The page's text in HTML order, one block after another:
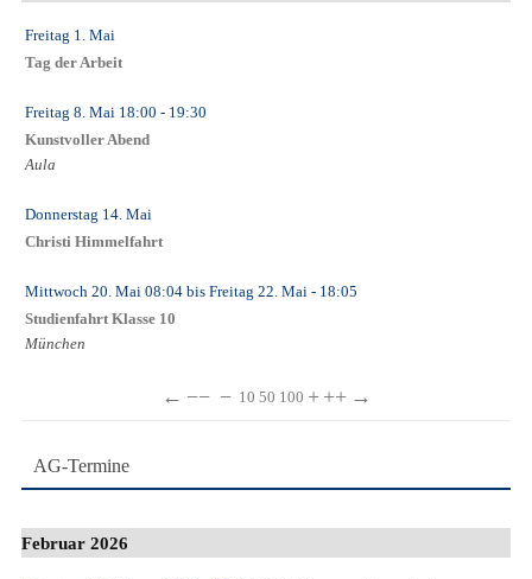
Freitag 1. Mai
Tag der Arbeit
Freitag 8. Mai 18:00 - 19:30
Kunstvoller Abend
Aula
Donnerstag 14. Mai
Christi Himmelfahrt
Mittwoch 20. Mai 08:04 bis Freitag 22. Mai - 18:05
Studienfahrt Klasse 10
München
← −− − 10 50 100 + ++ →
AG-Termine
Februar 2026